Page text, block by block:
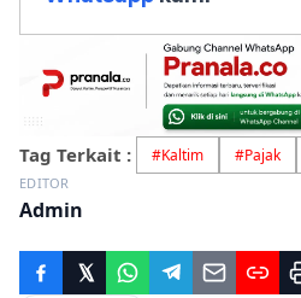
Tag Terkait : #Kaltim #Pajak
EDITOR
Admin